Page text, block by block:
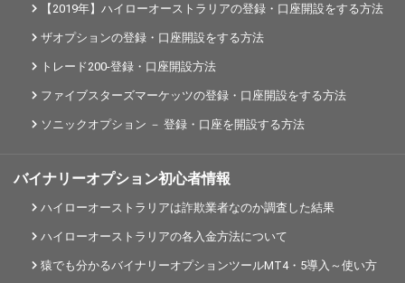
【2019年】ハイローオーストラリアの登録・口座開設をする方法
ザオプションの登録・口座開設をする方法
トレード200-登録・口座開設方法
ファイブスターズマーケッツの登録・口座開設をする方法
ソニックオプション － 登録・口座を開設する方法
バイナリーオプション初心者情報
ハイローオーストラリアは詐欺業者なのか調査した結果
ハイローオーストラリアの各入金方法について
猿でも分かるバイナリーオプションツールMT4・5導入～使い方